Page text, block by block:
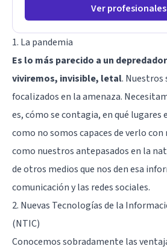
Ver profesionales
1. La pandemia
Es lo más parecido a un
viviremos, invisible, letal. Nuestros
focalizados en la amenaza.
es, cómo se contagia, en qué lugares
como no somos capaces de verlo
como nuestros antepasados en la
de otros medios que nos den esa
comunicación y las redes sociales.
2. Nuevas Tecnologías de la
(NTIC)
Conocemos sobradamente las